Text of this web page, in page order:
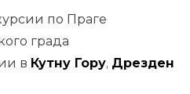
по Праге
града
в Кутну Гору, Дрезден